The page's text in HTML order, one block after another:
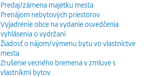
Predaj/zámena majetku mesta
Prenájom nebytových priestorov
Vyjadrenie obce na vydanie osvedčenia
vyhlásenia o vydržaní
Žiadosť o nájom/výmenu bytu vo vlastníctve
mesta
Zrušenie vecného bremena v zmluve s
vlastníkmi bytov